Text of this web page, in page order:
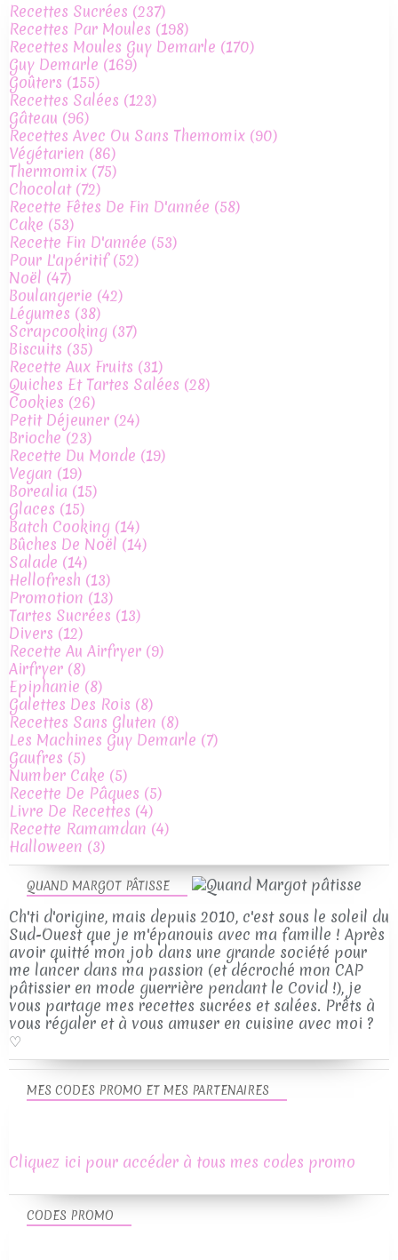
QUAND MARGOT PÂTISSE
Ch'ti d'origine, mais depuis 2010, c'est sous le soleil du
Sud-Ouest que je m'épanouis avec ma famille ! Après
avoir quitté mon job dans une grande société pour
me lancer dans ma passion (et décroché mon CAP
pâtissier en mode guerrière pendant le Covid !), je
vous partage mes recettes sucrées et salées. Prêts à
vous régaler et à vous amuser en cuisine avec moi ?
♡
Recettes Sucrées (237)
Recettes Par Moules (198)
Recettes Moules Guy Demarle (170)
Guy Demarle (169)
Goûters (155)
Recettes Salées (123)
Gâteau (96)
Recettes Avec Ou Sans Themomix (90)
Végétarien (86)
Thermomix (75)
Chocolat(72)
Recette Fêtes De Fin D'année (58)
Cake (53)
Recette Fin D'année (53)
Pour L'apéritif(52)
Noël (47)
Boulangerie (42)
Légumes (38)
Scrapcooking (37)
Biscuits (35)
Recette Aux Fruits (31)
Quiches Et Tartes Salées (28)
Cookies (26)
Petit Déjeuner (24)
Brioche(23)
Recette Du Monde (19)
Vegan (19)
Borealia (15)
Glaces (15)
Batch Cooking (14)
Bûches De Noël (14)
Salade (14)
Hellofresh (13)
Promotion (13)
Tartes Sucrées (13)
Divers (12)
Recette Au Airfryer (9)
Airfryer (8)
Epiphanie (8)
Galettes Des Rois (8)
Recettes Sans Gluten (8)
Les Machines Guy Demarle (7)
Gaufres (5)
Number Cake (5)
Recette De Pâques (5)
Livre De Recettes (4)
Recette Ramamdan (4)
Halloween (3)
CODES PROMO
MES CODES PROMO ET MES PARTENAIRES
Cliquez ici pour accéder à tous mes codes promo